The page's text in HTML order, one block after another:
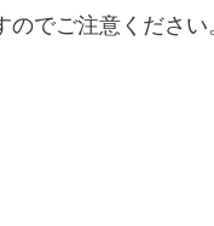
でご注意ください